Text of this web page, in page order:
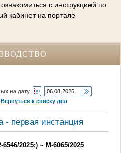
с инструкцией по
кабинет на портале
на дату
Вернуться к списку дел
- первая инстанция
2025;) ~ М-6065/2025